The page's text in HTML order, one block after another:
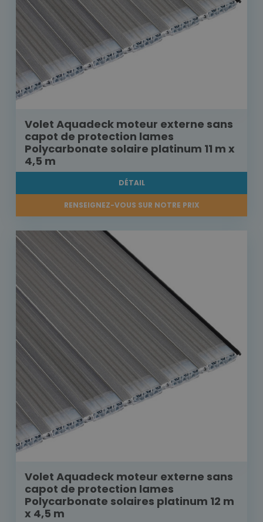
Volet Aquadeck moteur externe sans
capot de protection lames
Polycarbonate solaire platinum 11 m x
4,5 m
DÉTAIL
RENSEIGNEZ-VOUS SUR NOTRE PRIX
Volet Aquadeck moteur externe sans
capot de protection lames
Polycarbonate solaires platinum 12 m
x 4,5 m